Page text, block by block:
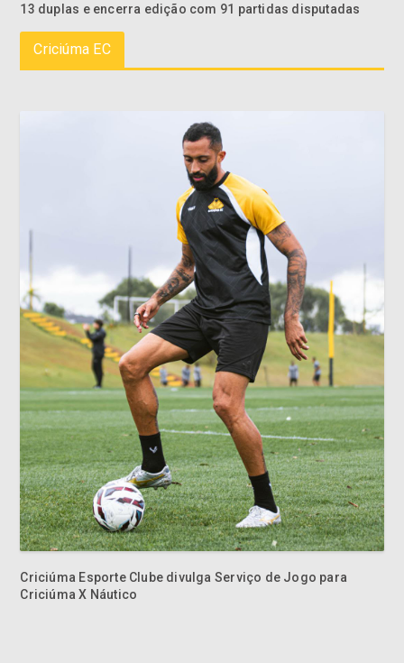
13 duplas e encerra edição com 91 partidas disputadas
Criciúma EC
Criciúma Esporte Clube divulga Serviço de Jogo para
Criciúma X Náutico